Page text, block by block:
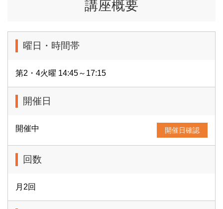
講座概要
曜日・時間帯
第2・4火曜 14:45～17:15
開催日
開催中 開催日確認
回数
月2回